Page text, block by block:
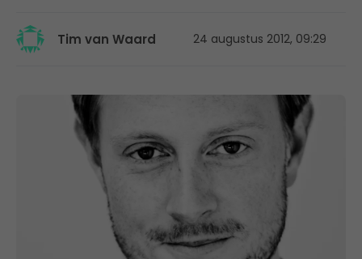
Tim van Waard 24 augustus 2012, 09:29